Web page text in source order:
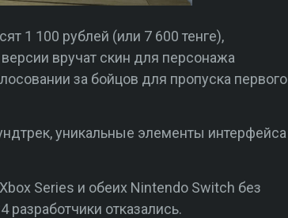
1 100 рублей (или 7 600 тенге),
вручат скин для персонажа
за бойцов для пропуска первого
уникальные элементы интерфейса
Series и обеих Nintendo Switch без
отказались.